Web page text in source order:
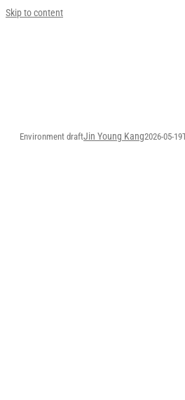
Skip to content
Environment draftJin Young Kang2026-05-